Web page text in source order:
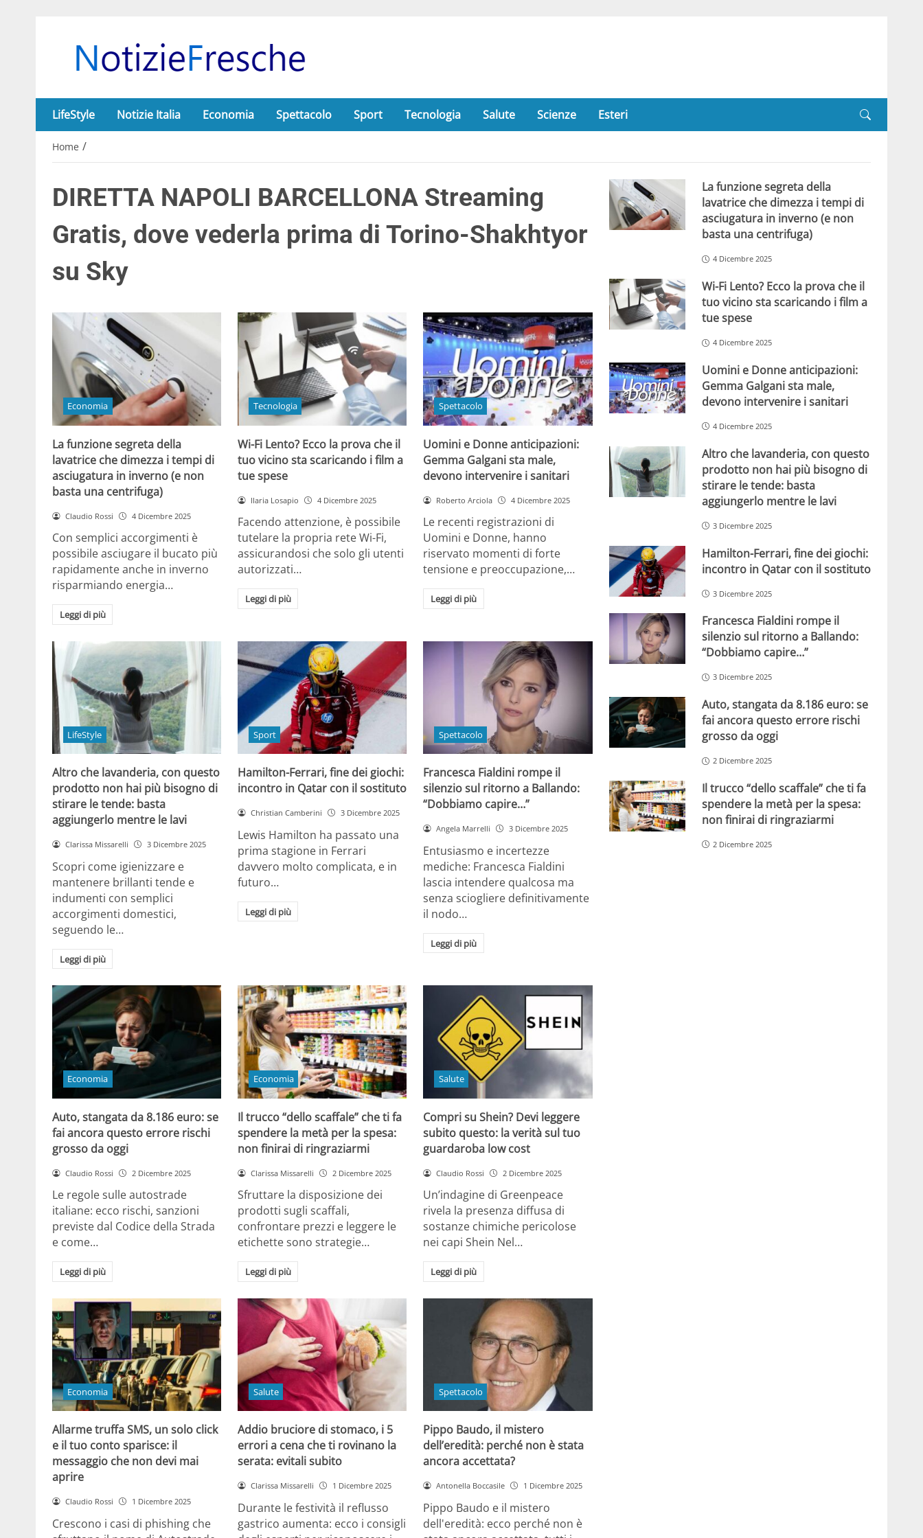
LifeStyle Notizie Italia Economia Spettacolo Sport Tecnologia Salute Scienze Esteri
Home /
DIRETTA NAPOLI BARCELLONA Streaming
Gratis, dove vederla prima di Torino-Shakhtyor
su Sky
Economia
La funzione segreta della
lavatrice che dimezza i tempi di
asciugatura in inverno (e non
basta una centrifuga)
Claudio Rossi 4 Dicembre 2025
Con semplici accorgimenti è
possibile asciugare il bucato più
rapidamente anche in inverno
risparmiando energia…
Leggi di più
Tecnologia
Wi-Fi Lento? Ecco la prova che il
tuo vicino sta scaricando i film a
tue spese
Ilaria Losapio 4 Dicembre 2025
Facendo attenzione, è possibile
tutelare la propria rete Wi-Fi,
assicurandosi che solo gli utenti
autorizzati…
Leggi di più
Spettacolo
Uomini e Donne anticipazioni:
Gemma Galgani sta male,
devono intervenire i sanitari
Roberto Arciola 4 Dicembre 2025
Le recenti registrazioni di
Uomini e Donne, hanno
riservato momenti di forte
tensione e preoccupazione,…
Leggi di più
LifeStyle
Altro che lavanderia, con questo
prodotto non hai più bisogno di
stirare le tende: basta
aggiungerlo mentre le lavi
Clarissa Missarelli 3 Dicembre 2025
Scopri come igienizzare e
mantenere brillanti tende e
indumenti con semplici
accorgimenti domestici,
seguendo le…
Leggi di più
Sport
Hamilton-Ferrari, fine dei giochi:
incontro in Qatar con il sostituto
Christian Camberini 3 Dicembre 2025
Lewis Hamilton ha passato una
prima stagione in Ferrari
davvero molto complicata, e in
futuro…
Leggi di più
Spettacolo
Francesca Fialdini rompe il
silenzio sul ritorno a Ballando:
“Dobbiamo capire…”
Angela Marrelli 3 Dicembre 2025
Entusiasmo e incertezze
mediche: Francesca Fialdini
lascia intendere qualcosa ma
senza sciogliere definitivamente
il nodo…
Leggi di più
Economia
Auto, stangata da 8.186 euro: se
fai ancora questo errore rischi
grosso da oggi
Claudio Rossi 2 Dicembre 2025
Le regole sulle autostrade
italiane: ecco rischi, sanzioni
previste dal Codice della Strada
e come…
Leggi di più
Economia
Il trucco “dello scaffale” che ti fa
spendere la metà per la spesa:
non finirai di ringraziarmi
Clarissa Missarelli 2 Dicembre 2025
Sfruttare la disposizione dei
prodotti sugli scaffali,
confrontare prezzi e leggere le
etichette sono strategie…
Leggi di più
Salute
Compri su Shein? Devi leggere
subito questo: la verità sul tuo
guardaroba low cost
Claudio Rossi 2 Dicembre 2025
Un’indagine di Greenpeace
rivela la presenza diffusa di
sostanze chimiche pericolose
nei capi Shein Nel…
Leggi di più
Economia
Allarme truffa SMS, un solo click
e il tuo conto sparisce: il
messaggio che non devi mai
aprire
Claudio Rossi 1 Dicembre 2025
Crescono i casi di phishing che
Salute
Addio bruciore di stomaco, i 5
errori a cena che ti rovinano la
serata: evitali subito
Clarissa Missarelli 1 Dicembre 2025
Durante le festività il reflusso
gastrico aumenta: ecco i consigli
Spettacolo
Pippo Baudo, il mistero
dell’eredità: perché non è stata
ancora accettata?
Antonella Boccasile 1 Dicembre 2025
Pippo Baudo e il mistero
dell'eredità: ecco perché non è
La funzione segreta della
lavatrice che dimezza i tempi di
asciugatura in inverno (e non
basta una centrifuga)
4 Dicembre 2025
Wi-Fi Lento? Ecco la prova che il
tuo vicino sta scaricando i film a
tue spese
4 Dicembre 2025
Uomini e Donne anticipazioni:
Gemma Galgani sta male,
devono intervenire i sanitari
4 Dicembre 2025
Altro che lavanderia, con questo
prodotto non hai più bisogno di
stirare le tende: basta
aggiungerlo mentre le lavi
3 Dicembre 2025
Hamilton-Ferrari, fine dei giochi:
incontro in Qatar con il sostituto
3 Dicembre 2025
Francesca Fialdini rompe il
silenzio sul ritorno a Ballando:
“Dobbiamo capire…”
3 Dicembre 2025
Auto, stangata da 8.186 euro: se
fai ancora questo errore rischi
grosso da oggi
2 Dicembre 2025
Il trucco “dello scaffale” che ti fa
spendere la metà per la spesa:
non finirai di ringraziarmi
2 Dicembre 2025